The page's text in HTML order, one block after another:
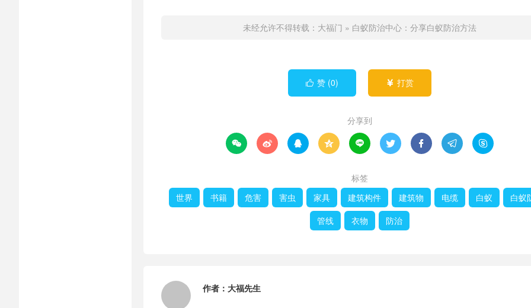
未经允许不得转载： 大福门 » 白蚁防治中心：分享白蚁防治方法
 赞 (0)  打赏
分享到
        
标签
世界
书籍 危害 害虫 家具 建筑构件 建筑物 电缆 白蚁
白蚁
管线
衣物 防治
作者： 大福先生